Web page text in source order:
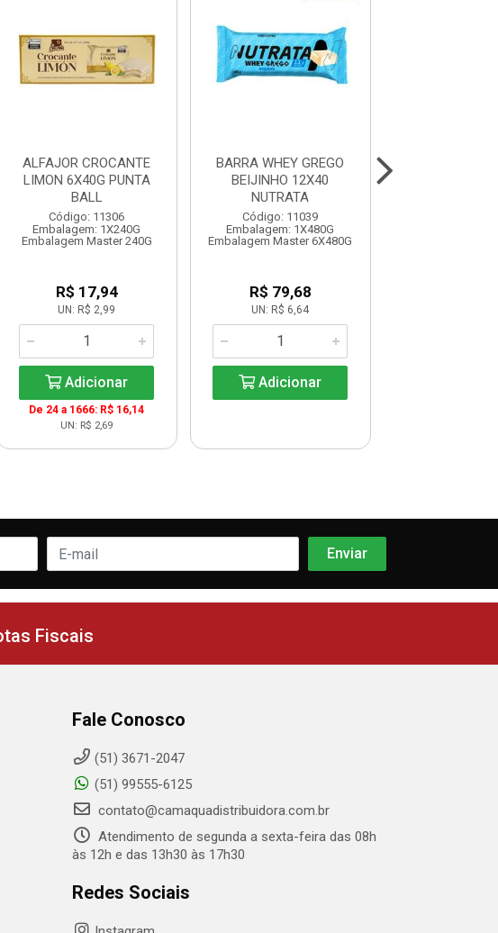
ALFAJOR CROCANTE
LIMON 6X40G PUNTA
BALL
Código: 11306
Embalagem: 1X240G
Embalagem Master 240G
R$ 17,94
UN: R$ 2,99
Adicionar
De 24 a 1666: R$ 16,14
UN: R$ 2,69
BARRA WHEY GREGO
BEIJINHO 12X40
NUTRATA
Código: 11039
Embalagem: 1X480G
Embalagem Master 6X480G
R$ 79,68
UN: R$ 6,64
Adicionar
Fiscais
Fale Conosco
(51) 3671-2047
(51) 99555-6125
contato@camaquadistribuidora.com.br
Atendimento de segunda a sexta-feira das 08h
às 12h e das 13h30 às 17h30
Redes Sociais